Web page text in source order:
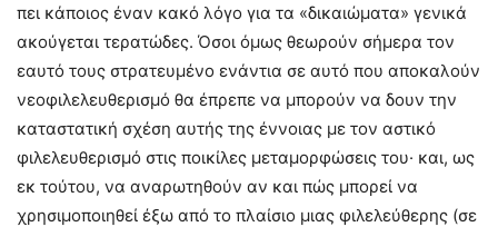
πει κάποιος έναν κακό λόγο για τα «δικαιώματα» γενικά
ακούγεται τερατώδες. Όσοι όμως θεωρούν σήμερα τον
εαυτό τους στρατευμένο ενάντια σε αυτό που αποκαλούν
νεοφιλελευθερισμό θα έπρεπε να μπορούν να δουν την
καταστατική σχέση αυτής της έννοιας με τον αστικό
φιλελευθερισμό στις ποικίλες μεταμορφώσεις του· και, ως
εκ τούτου, να αναρωτηθούν αν και πώς μπορεί να
χρησιμοποιηθεί έξω από το πλαίσιο μιας φιλελεύθερης (σε